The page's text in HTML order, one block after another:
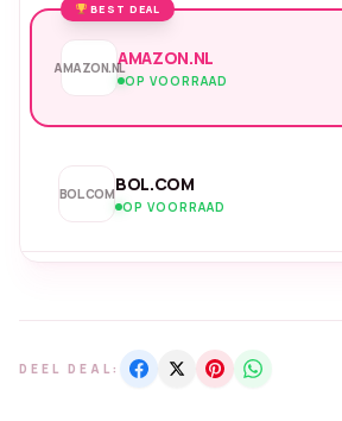
BEST DEAL
AMAZON.NLAMAZON.NL
OP VOORRAAD
BOL.COMBOL.COM
OP VOORRAAD
DEEL DEAL: